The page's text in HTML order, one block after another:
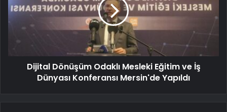
Dijital Dönüşüm Odaklı Mesleki Eğitim ve İş
Dünyası Konferansı Mersin'de Yapıldı